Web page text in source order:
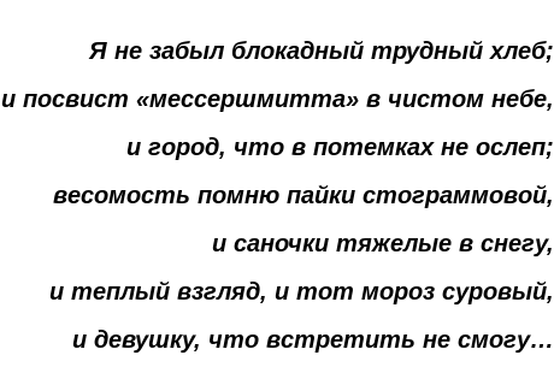
Я не забыл блокадный трудный хлеб;
и посвист «мессершмитта» в чистом небе,
и город, что в потемках не ослеп;
весомость помню пайки стограммовой,
и саночки тяжелые в снегу,
и теплый взгляд, и тот мороз суровый,
и девушку, что встретить не смогу…